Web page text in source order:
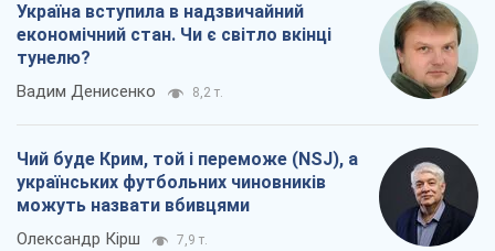
Україна вступила в надзвичайний
економічний стан. Чи є світло вкінці
тунелю?
Вадим Денисенко 8,2 т.
Чий буде Крим, той і переможе (NSJ), а
українських футбольних чиновників
можуть назвати вбивцями
Олександр Кірш 7,9 т.